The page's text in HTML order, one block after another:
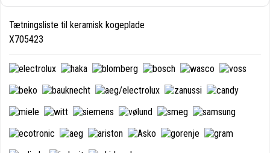
Tætningsliste til keramisk kogeplade
X705423